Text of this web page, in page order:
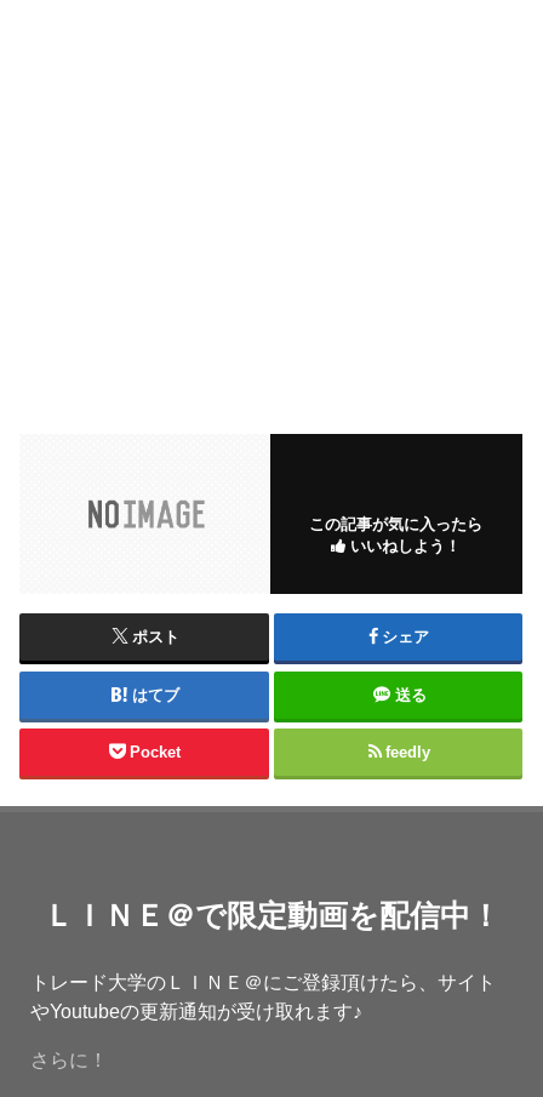
この記事が気に入ったら
いいねしよう！
ポスト シェア
はてブ 送る
Pocket feedly
ＬＩＮＥ＠で限定動画を配信中！
トレード大学のＬＩＮＥ＠にご登録頂けたら、サイト
やYoutubeの更新通知が受け取れます♪
さらに！